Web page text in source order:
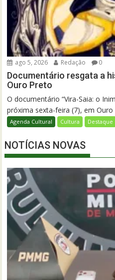
ago 5, 2026 Redação 0
Documentário resgata a
Ouro Preto
O documentário “Vira-Saia: o
próxima sexta-feira (7), em Ouro
Agenda Cultural Cultura Destaque
NOTÍCIAS NOVAS